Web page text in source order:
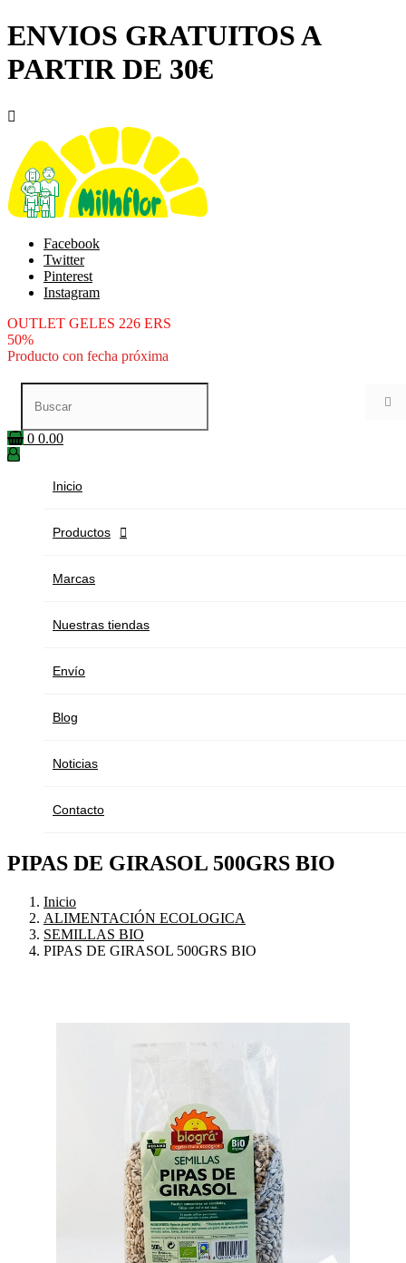
ENVIOS GRATUITOS A
PARTIR DE 30€

Facebook
Twitter
Pinterest
Instagram
OUTLET GELES 226 ERS
50%
Producto con fecha próxima

0 0.00
Inicio
Productos 
Marcas
Nuestras tiendas
Envío
Blog
Noticias
Contacto
PIPAS DE GIRASOL 500GRS BIO
Inicio
ALIMENTACIÓN ECOLOGICA
SEMILLAS BIO
PIPAS DE GIRASOL 500GRS BIO